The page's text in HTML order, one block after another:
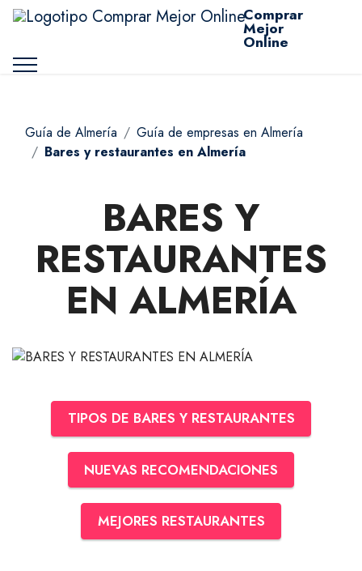
Comprar
Mejor
Online
Guía de Almería
Guía de empresas en Almería
Bares y restaurantes en Almería
BARES Y
RESTAURANTES
EN ALMERÍA
TIPOS DE BARES Y RESTAURANTES
NUEVAS RECOMENDACIONES
MEJORES RESTAURANTES